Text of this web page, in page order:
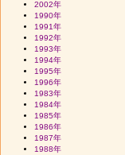
2002年
1990年
1991年
1992年
1993年
1994年
1995年
1996年
1983年
1984年
1985年
1986年
1987年
1988年